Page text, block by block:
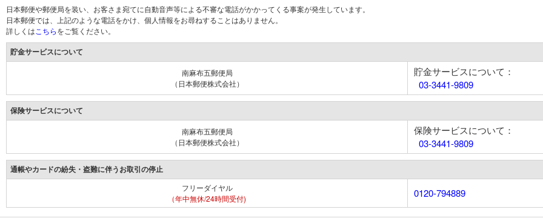
日本郵便や郵便局を装い、お客さま宛てに自動音声等による不審な電話がかかってくる事案が発生しています。
日本郵便では、上記のような電話をかけ、個人情報をお尋ねすることはありません。
詳しくは こちらをご覧ください。
貯金サービスについて
南麻布五郵便局
（日本郵便株式会社）
貯金サービスについて：
03-3441-9809
保険サービスについて
南麻布五郵便局
（日本郵便株式会社）
保険サービスについて：
03-3441-9809
通帳やカードの紛失・盗難に伴うお取引の停止
フリーダイヤル
（年中無休/24時間受付)
0120-794889